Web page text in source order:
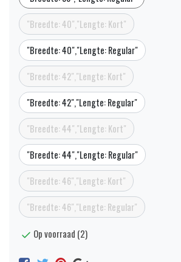
"Breedte: 40","Lengte: Kort"
"Breedte: 40","Lengte: Regular"
"Breedte: 42","Lengte: Kort"
"Breedte: 42","Lengte: Regular"
"Breedte: 44","Lengte: Kort"
"Breedte: 44","Lengte: Regular"
"Breedte: 46","Lengte: Kort"
"Breedte: 46","Lengte: Regular"
Op voorraad (2)